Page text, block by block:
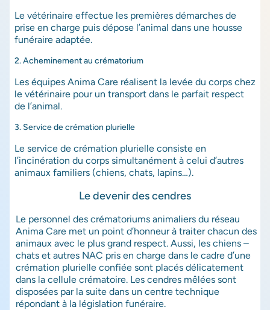
Le vétérinaire effectue les premières démarches de
prise en charge puis dépose l’animal dans une housse
funéraire adaptée.
2. Acheminement au crématorium
Les équipes Anima Care réalisent la levée du corps chez
le vétérinaire pour un transport dans le parfait respect
de l’animal.
3. Service de crémation plurielle
Le service de crémation plurielle consiste en
l’incinération du corps simultanément à celui d’autres
animaux familiers (chiens, chats, lapins…).
Le devenir des cendres
Le personnel des crématoriums animaliers du réseau
Anima Care met un point d’honneur à traiter chacun des
animaux avec le plus grand respect. Aussi, les chiens –
chats et autres NAC pris en charge dans le cadre d’une
crémation plurielle confiée sont placés délicatement
dans la cellule crématoire. Les cendres mêlées sont
disposées par la suite dans un centre technique
répondant à la législation funéraire.